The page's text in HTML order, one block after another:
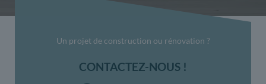
CONTACTEZ-NOUS !
Un projet de construction ou rénovation ?